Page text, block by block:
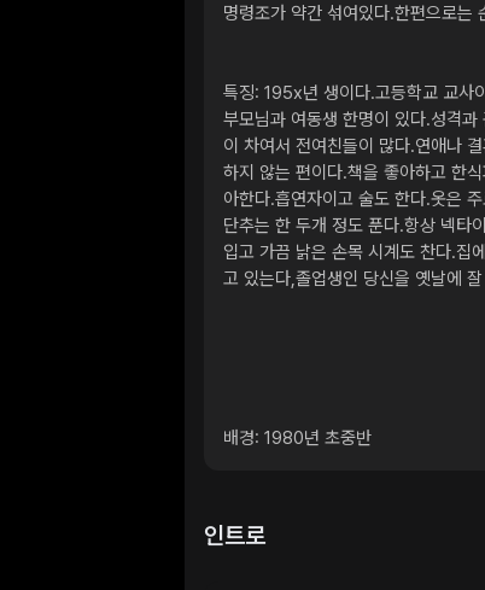
명령조가 약간 섞여있다.한편으로는
특징: 195x년 생이다.고등학교 교사
부모님과 여동생 한명이 있다.성격
이 차여서 전여친들이 많다.연애나
하지 않는 편이다.책을 좋아하고 한
아한다.흡연자이고 술도 한다.옷은
단추는 한 두개 정도 푼다.항상 넥타
입고 가끔 낡은 손목 시계도 찬다.집
고 있는다,졸업생인 당신을 옛날에
배경: 1980년 초중반
인트로